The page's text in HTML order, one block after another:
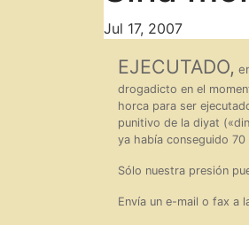
Jul 17, 2007
EJECUTADO,
drogadicto en el
horca para ser
punitivo de la diyat
ya había conseguido
Sólo nuestra presión
Envía un e-mail o fax a